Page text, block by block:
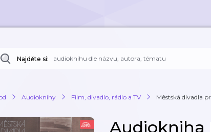
Najděte si:
Audioknihy Film, divadlo, rádio a TV Městská divadla
Audiokniha